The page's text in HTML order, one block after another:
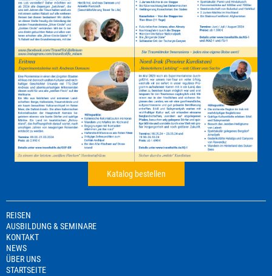
Katalog bestellen
REISEN
AUSBILDUNG & SEMINARE
KONTAKT
NEWS
ÜBER UNS
STARTSEITE